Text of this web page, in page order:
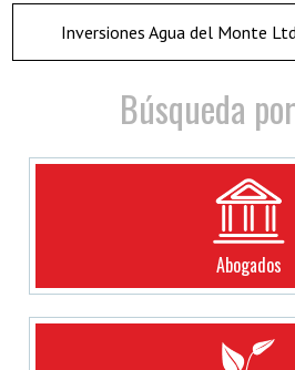
Inversiones Agua del Monte Ltd
Búsqueda
Abogados